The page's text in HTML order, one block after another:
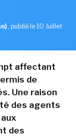
, publié le 10 Juillet
affectant
de
Une raison
des agents
des